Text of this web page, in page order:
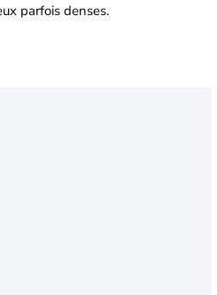
parfois denses.